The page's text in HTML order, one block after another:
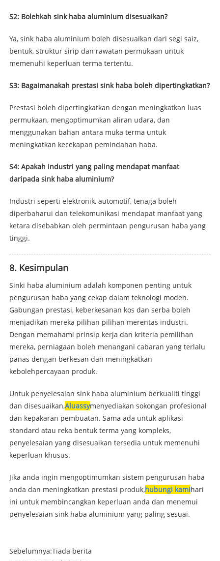
S2: Bolehkah sink haba aluminium disesuaikan?
Ya, sink haba aluminium boleh disesuaikan dari segi saiz,
bentuk, struktur sirip dan rawatan permukaan untuk
memenuhi keperluan terma tertentu.
S3: Bagaimanakah prestasi sink haba boleh dipertingkatkan?
Prestasi boleh dipertingkatkan dengan meningkatkan luas
permukaan, mengoptimumkan aliran udara, dan
menggunakan bahan antara muka terma untuk
meningkatkan kecekapan pemindahan haba.
S4: Apakah industri yang paling mendapat manfaat
daripada sink haba aluminium?
Industri seperti elektronik, automotif, tenaga boleh
diperbaharui dan telekomunikasi mendapat manfaat yang
ketara disebabkan oleh permintaan pengurusan haba yang
tinggi.
8. Kesimpulan
Sinki haba aluminium adalah komponen penting untuk
pengurusan haba yang cekap dalam teknologi moden.
Gabungan prestasi, keberkesanan kos dan serba boleh
menjadikan mereka pilihan pilihan merentas industri.
Dengan memahami prinsip kerja dan kriteria pemilihan
mereka, perniagaan boleh menangani cabaran yang terlalu
panas dengan berkesan dan meningkatkan
kebolehpercayaan produk.
Untuk penyelesaian sink haba aluminium berkualiti tinggi
dan disesuaikan,Aluassymenyediakan sokongan profesional
dan kepakaran pembuatan. Sama ada untuk aplikasi
standard atau reka bentuk terma yang kompleks,
penyelesaian yang disesuaikan tersedia untuk memenuhi
keperluan khusus.
Jika anda ingin mengoptimumkan sistem pengurusan haba
anda dan meningkatkan prestasi produk,hubungi kamihari
ini untuk membincangkan keperluan anda dan menemui
penyelesaian sink haba aluminium yang paling sesuai.
Sebelumnya:Tiada berita